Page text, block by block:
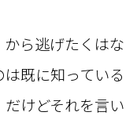
ら逃げたくはな
既に知っている
けどそれを言い